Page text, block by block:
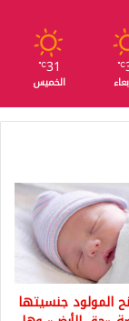
℃
31
℃
الخميس
المولود جنسيتها